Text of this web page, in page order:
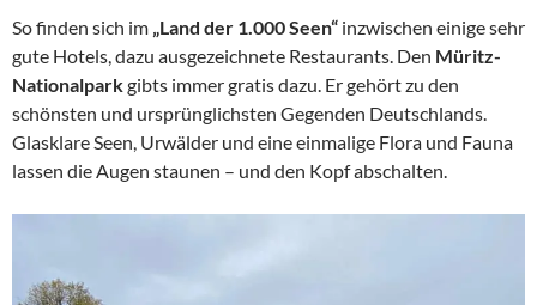
So finden sich im „Land der 1.000 Seen“ inzwischen einige sehr
gute Hotels, dazu ausgezeichnete Restaurants. Den Müritz-
Nationalparkgibts immer gratis dazu. Er gehört zu den
schönsten und ursprünglichsten Gegenden Deutschlands.
Glasklare Seen, Urwälder und eine einmalige Flora und Fauna
lassen die Augen staunen – und den Kopf abschalten.